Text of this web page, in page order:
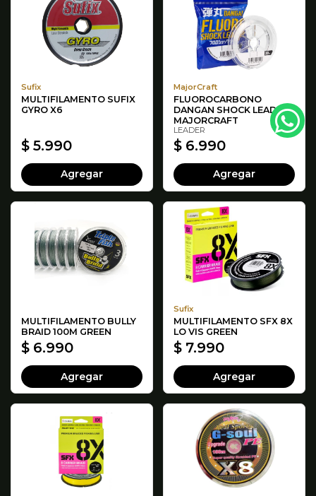
Sufix
MULTIFILAMENTO SUFIX
GYRO X6
$ 5.990
Agregar
MajorCraft
FLUOROCARBONO
DANGAN SHOCK LEADER
MAJORCRAFT
LEADER
$ 6.990
Agregar
MULTIFILAMENTO BULLY
BRAID 100M GREEN
$ 6.990
Agregar
Sufix
MULTIFILAMENTO SFX 8X
LO VIS GREEN
$ 7.990
Agregar